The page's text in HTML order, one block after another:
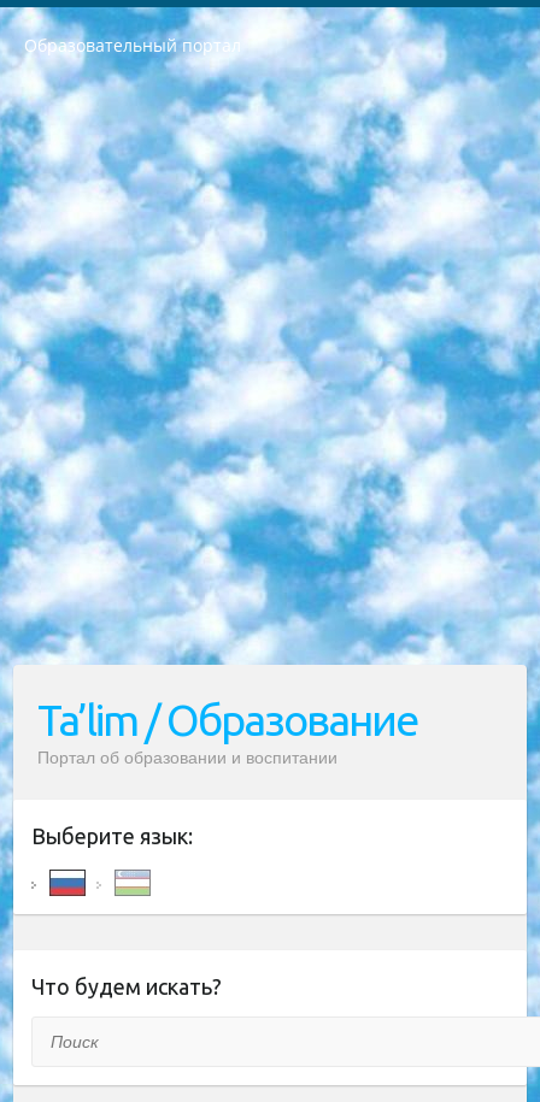
Образовательный портал
РЕСПУБЛИКА УЗБЕКИСТАН МИНИСТРЕРСТВО ДОШКОЛЬНОГО И ШКОЛЬНОГО ОБРАЗОВАНИЯ КОМАНДА в общеобразовательных учреждениях в 2023-2024 учебном году организация и проведение итоговой государственной аттестации обучающихся о Министра дошкольного и школьного образования Республики Узбекистан от 4 марта 2008 года (постановлением Минюста от 20 марта 2008 года № 1778 государственной регистрации) «Итоговое состояние учащихся общего среднего образования на основании положения об утверждении положения об аттестации общего среднего образования выпускной экзамен студентов в образовательных учреждениях в 2023-2024 учебном году В целях организации и прохождения аттестации приказываю: 1. Следующее: перечень предметов, по которым будет проводиться итоговая государственная аттестация и экзамен формы перевода согласно приложению 1; сертификаты международного образца, оценивающие уровень владения иностранными языками перечень согласно приложению 2; 2. Педагогический при специализированных образовательных учреждениях. научно-практический центр квалификации и международной оценки (Д.Давидова) 2024 г. До 25 марта: задания по предметам, по которым будет проводиться итоговая аттестация разработка и утверждение технических условий; итоговая аттестация на основании разработанного предметного задания разработка вопросов по предметам (устно и письменно), экзамен передача; общеобразовательные средние школы и специальные учебные заведения учащиеся выпускных классов школ и интернатов в агентской системе подготовка базы данных экзаменационных материалов и критериев оценки; перевод базы экзаменационных материалов на все языки обучения подать в Республиканский образовательный центр для изготовления; варианты экзаменов на основе разработанных контрольных материалов пусть будут поставлены задачи формирования. 3. Республиканский образовательный центр (Ш.Худайкулов) до 5 апреля 2024 года. до: база данных предоставленных экзаменационных материалов на все языки обучения перевод и экспертиза; для слепых, слабовидящих, глухих, слабослышащих и умственно отсталых детей учащиеся выпускных классов специализированных школ и школ-интернатов база данных экзаменационных материалов на всех преподаваемых языках подготовка критериев оценки; специализированные школы для умственно отсталых детей и технологии для учащихся выпускных классов школ-интернатов разработка соответствующих рекомендаций и критериев проведения ЕГЭ по естествознанию давать задания. 4. Педагогический при специализированных образовательных учреждениях. Научно-практический центр навыков и международной оценки (Д.Давидова), Республика образовательный центр (Худайкулов Ш.) итоговый государственный аттестационный экзамен ориентирован на творческое и логическое мышление при подготовке базы материалов учитывать введение заданий. 5. Следует отметить, что: сертификат государственного образца о знании общеобразовательного предмета и как минимум национальный уровень B1 по предметам на иностранных языках, указанным в Приложении 2. или международно признанный сертификат эквивалентного уровня студенты, изучающие определенный предмет, освобождаются от экзамена; по соответствующим предметам запланирована итоговая государственная аттестация за день до дня, путем жеребьевки Рабочей группой (в письменной форме по предметам, проводимым в форме) из числа сформированных вариантов выбрано 2 варианта; 2 выбранных варианта экзамена анонсированы на официальном сайте министерства и все выпускники по всей стране на основе этих вариантов проводит итоговую государственную аттестацию. 6. Государственное образование учащихся средних общеобразовательных учреждений. знания в соответствии с квалификационными требованиями, которые необходимо приобрести на основании стандартов итоговый (выпускной) контроль для 9 и 11 классов в целях тестирования Экзамены (далее – экзамены) состоят из предметов, перечисленных в приложении 1. будет сделано. 7. Экзамены пройдут с 26 мая по 15 июня 2024 г. (кроме науки физического воспитания). 8. Физическая для учащихся 9 классов общесредних образовательных учреждений. Экзамены по предмету «Образование, квалификация медицина» 1-6 мая 2024 года. сотрудники перевести под присмотр (с отклонениями в физическом или умственном развитии) специализированная школа для детей, школы-интернаты и со сколиозом школы-интернаты санаторного типа для больных детей исключены). 9. Он был слепым, слабовидящим и имел нарушения опорно-двигательного аппарата. экзамены в специализированных школах и интернатах для детей должны проводиться исходя из требований, предъявляемых к общеобразовательным учреждениям (физкультура кроме науки). 10. Специализированная школа для глухих и слабослышащих детей. и экзамены в интернатах и быть реализован в виде письменного теста по математике. 11. Специальность для умственно отсталых детей. Для 9 класса Родной язык и литературное письмо Государственный язык (язык обучения – узбекский). для неклассов) написано Математическое письмо Письменная/устная история Узбекистана Физическое воспитание практично Итоговый контроль Для 11 класса Написание родного языка и литературы (эссе) Математическое письмо Узбекский язык (обучение на узбекском языке) не посещающее общее среднее образование для учреждений)/Образовательное учреждение выбор письменный и устный Иностранный язык письменный/устный Письменная/устная история Узбекистана *По выбору студента:  Химия  Физика  Основы государственного права  География 10 бесплатных образовательных ресурсов - Мы составили подборку онлайн-проектов с интерактивными упражнениями, видеолекциями и статьями. Они помогут вам обрести новые и освежить старые знания бесплатно. 1. «ИНТУИТ» Старейшая образовательная площадка Рунета. Здесь вы найдёте сотни текстовых и видеокурсов на десятки различных тем — от программирования до психологии. Многие курсы подготовлены российскими университетами и крупными международными компаниями вроде Intel и Microsoft. Самостоятельное обучение бесплатное, но желающие могут оплатить услуги персональных наставников. 2. «Смартия» знакомит с актуальными профессиями и подсказывает, как им обучаться. Выбрав заинтересовавшую вас специальность — SMM-специалист, фотограф, веб-дизайнер или другую, — увидите список необходимых для неё умений. Чтобы вы могли освоить их самостоятельно, для каждого умения площадка отображает подборку ссылок на учебные материалы. Хотя «Смартия» ориентируется на русскоязычную аудиторию, часть контента всё же доступна только на английском. 3. «Лекторий Физтеха» Проект Московского физико-технического института (Физтеха). С его помощью вы можете смотреть онлайн серии лекций, записанные на видео в этом вузе. В числе доступных предметов — физика, биология, химия, информационные технологии и другие. К некоторым лекциям администрация ресурса прилагает готовые конспекты, которые можно скачивать в PDF-формате. 4. ITMOcourses Онлайн-площадка Санкт-Петербургского национального исследовательского университета информационных технологий, механики и оптики (ИТМО). Ресурс предоставляет свободный доступ к курсам, разработанным в этом вузе. Каталог материалов разбит на четыре категории: «Оптические системы и технологии», «Приборостроение и робототехника», «Информационные технологии» и «Биотехнологии». Курсы состоят из видеолекций, интерактивных демонстраций и заданий. 5. «КиберЛенинка» Электронная научная библиотека открытого доступа. Каталог площадки регулярно обрастает текстами статей из различных научных изданий. Сгруппированные по журналам и рубрикам публикации можно читать онлайн или скачивать целиком в PDF-формате. Проект нацелен на популяризацию науки за счёт открытого доступа к качественной информации. 6. «ПостНаука» На этом ресурсе публикуют подборки видеолекций, составленные экспертами из разных отраслей и объединённые общими темами. Среди них, к примеру, есть серии «Биоинформатика и геномика», «Культура средневековой Скандинавии» и Cinema Studies о теории кино. Каждая подборка лекций — логически связанная история, рассказанная экспертом от первого лица. Кроме того, на сайте появляются научно-образовательные статьи и тесты на разные темы. 7. «Newочём» Команда проекта «Newочём» отбирает самые интересные тексты из англоязычных СМИ и переводит те из них, за которые голосуют участники сообщества «ВКонтакте». По большей части это научно-популярные статьи. Редакторы придумывают лишь заголовки, в остальном содержание переводов соответствует оригиналам. Полные тексты можно читать прямо в социальной сети. 8. InternetUrok Онлайн-база материалов по основным дисциплинам школьной программы. Информация на сайте структурирована по классам, предметам и темам (урокам). Каждый урок состоит из видеолекций и конспектов. Есть также интерактивные тренажёры и тесты для закрепления пройденного материала. Даже если вы давно окончили школу, возможность повторить программу старших классов всегда может пригодиться. 9. Edutainme Ещё один ресурс об образовании. В отличие от Newtonew, как мне кажется, Edutainme больше ориентируется на представителей индустрии: педагогов, предпринимателей, разработчиков образовательных проектов. Но и любой, кто просто стремится к саморазвитию, найдёт на сайте много полезного и интересного для себя. Например, информацию о новых курсах и образовательных сервисах. 10. Newtonew Онлайн-медиа об образовании и обучении в широком смысле. Авторы Newtonew пишут об инструментах, заведениях, тактиках и стратегиях, которые помогают учить других и получать новые знания самостоятельно. На этой площадке вы найдёте новости, обзоры, аналитические мат
Ta’lim / Образование
Портал об образовании и воспитании
Выберите язык:
Что будем искать?